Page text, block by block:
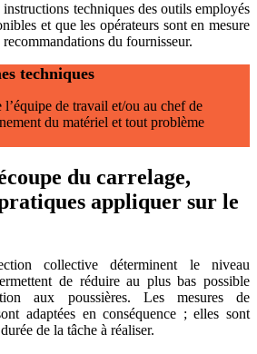
techniques des outils employés
et que les opérateurs sont en mesure
recommandations du fournisseur.
techniques
de travail et/ou au chef de
du matériel et tout problème
du carrelage,
appliquer sur le
collective déterminent le niveau
de réduire au plus bas possible
aux poussières. Les mesures de
adaptées en conséquence ; elles sont
de la tâche à réaliser.